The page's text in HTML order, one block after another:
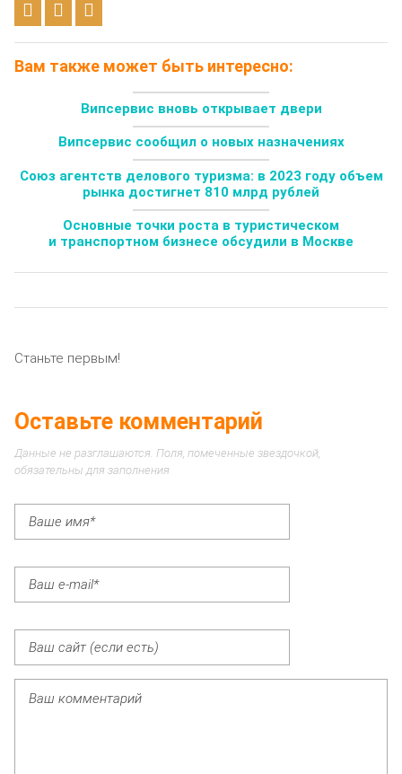
Вам также может быть интересно:
Випсервис вновь открывает двери
Випсервис сообщил о новых назначениях
Союз агентств делового туризма: в 2023 году объем
рынка достигнет 810 млрд рублей
Основные точки роста в туристическом
и транспортном бизнесе обсудили в Москве
Станьте первым!
Оставьте комментарий
Данные не разглашаются. Поля, помеченные звездочкой,
обязательны для заполнения